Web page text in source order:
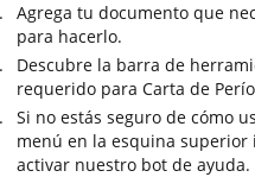
Agrega tu documento que
para hacerlo.
Descubre la barra de
requerido para Carta de
Si no estás seguro de cómo
menú en la esquina
activar nuestro bot de ayuda.